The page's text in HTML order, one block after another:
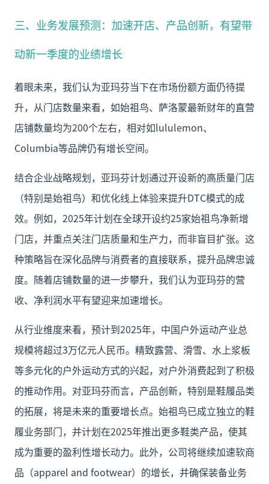
三、业务发展预测：加速开店、产品创新，有望带
动新一季度的业绩增长
着眼未来，我们认为亚玛芬当下在市场份额方面仍待提
升，从门店数量来看，如始祖鸟、萨洛蒙最新财年的直营
店铺数量均为200个左右，相对如lululemon、
Columbia等品牌仍有增长空间。
结合企业战略规划，亚玛芬计划通过开设新的高质量门店
（特别是始祖鸟）和优化线上体验来提升DTC模式的成
效。例如，2025年计划在全球开设约25家始祖鸟净新增
门店，并重点关注门店质量和生产力，而非盲目扩张。这
种策略旨在深化品牌与消费者的直接联系，提升品牌忠诚
度。随着店铺数量的进一步攀升，我们认为亚玛芬的营
收、净利润水平有望迎来加速增长。
从行业维度来看，预计到2025年，中国户外运动产业总
规模将超过3万亿元人民币。精致露营、滑雪、水上浆板
等多元化的户外运动方式的兴起，对户外消费起到了积极
的推动作用。对亚玛芬而言，产品创新，特别是鞋履品类
的拓展，将是未来的重要增长点。始祖鸟已成立独立的鞋
履业务部门，并计划在2025年推出更多鞋类产品，使其
成为重要的盈利性增长动力。此外，公司将继续加速软商
品（apparel and footwear）的增长，并确保装备业务